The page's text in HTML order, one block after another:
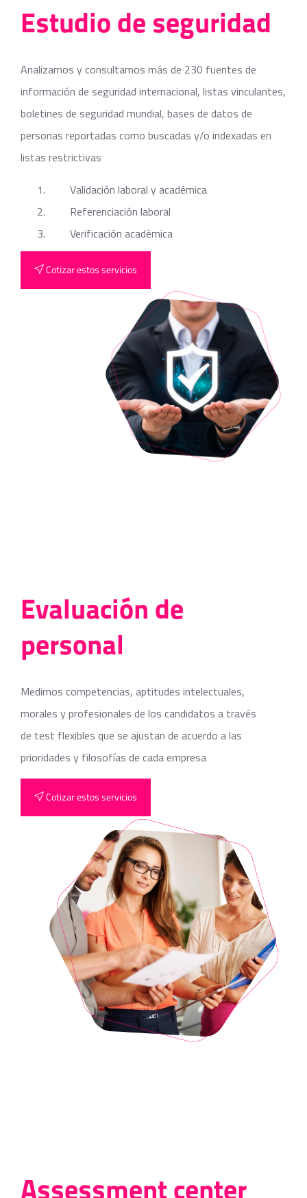
Estudio de seguridad
Analizamos y consultamos más de 230 fuentes de
información de seguridad internacional, listas vinculantes,
boletines de seguridad mundial, bases de datos de
personas reportadas como buscadas y/o indexadas en
listas restrictivas
Validación laboral y académica
Referenciación laboral
Verificación académica
Cotizar estos servicios
Evaluación de
personal
Medimos competencias, aptitudes intelectuales,
morales y profesionales de los candidatos a través
de test flexibles que se ajustan de acuerdo a las
prioridades y filosofías de cada empresa
Cotizar estos servicios
Assessment center